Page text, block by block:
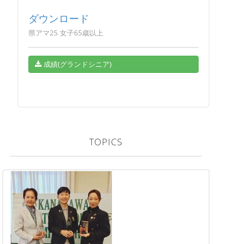
ダウンロード
県アマ25 女子65歳以上
成績(グランドシニア)
TOPICS